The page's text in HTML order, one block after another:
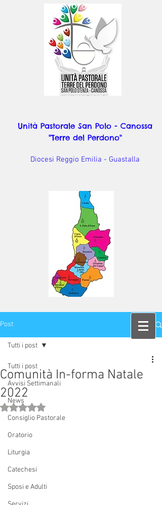
Unità Pastorale San Polo - Canossa
"Terre del Perdono"
Diocesi Reggio Emilia - Guastalla
Post
Tutti i post
Avvisi Settimanali
News
Consiglio Pastorale
Oratorio
Liturgia
Catechesi
Sposi e Adulti
Tutti i post
Comunità In-forma Natale
2022
Valutazione NaN stelle su 5.